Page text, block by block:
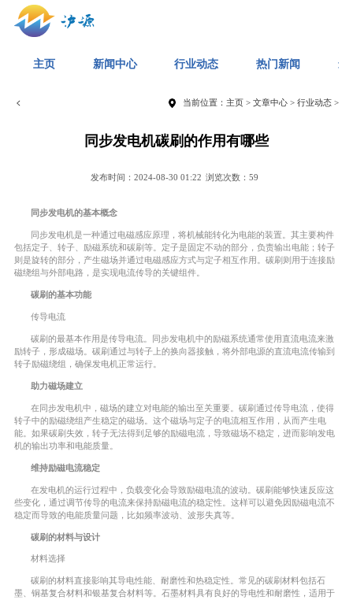
主页 新闻中心 行业动态 热门新闻 最
当前位置：主页 >文章中心 >行业动态 >
同步发电机碳刷的作用有哪些
发布时间：2024-08-30 01:22 浏览次数：59
同步发电机的基本概念
同步发电机是一种通过电磁感应原理，将机械能转化为电能的装置。其主要构件
包括定子、转子、励磁系统和碳刷等。定子是固定不动的部分，负责输出电能；转子
则是旋转的部分，产生磁场并通过电磁感应方式与定子相互作用。碳刷则用于连接励
磁绕组与外部电路，是实现电流传导的关键组件。
碳刷的基本功能
传导电流
碳刷的最基本作用是传导电流。同步发电机中的励磁系统通常使用直流电流来激
励转子，形成磁场。碳刷通过与转子上的换向器接触，将外部电源的直流电流传输到
转子励磁绕组，确保发电机正常运行。
助力磁场建立
在同步发电机中，磁场的建立对电能的输出至关重要。碳刷通过传导电流，使得
转子中的励磁绕组产生稳定的磁场。这个磁场与定子的电流相互作用，从而产生电
能。如果碳刷失效，转子无法得到足够的励磁电流，导致磁场不稳定，进而影响发电
机的输出功率和电能质量。
维持励磁电流稳定
在发电机的运行过程中，负载变化会导致励磁电流的波动。碳刷能够快速反应这
些变化，通过调节传导的电流来保持励磁电流的稳定性。这样可以避免因励磁电流不
稳定而导致的电能质量问题，比如频率波动、波形失真等。
碳刷的材料与设计
材料选择
碳刷的材料直接影响其导电性能、耐磨性和热稳定性。常见的碳刷材料包括石
墨、铜基复合材料和银基复合材料等。石墨材料具有良好的导电性和耐磨性，适用于